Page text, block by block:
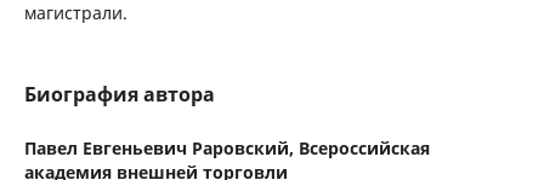
магистрали.
Биография автора
Павел Евгеньевич Раровский, Всероссийская
академия внешней торговли